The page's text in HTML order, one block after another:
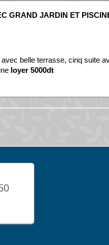
GRAND JARDIN ET
belle terrasse, cinq suite
loyer 5000dt